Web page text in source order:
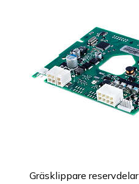
Gräsklippare reservdelar